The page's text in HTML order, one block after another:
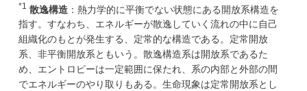
*1 散逸構造 ：熱力学的に平衡でない状態にある開放系構造を
指す。すなわち、エネルギーが散逸していく流れの中に自己
組織化のもとが発生する、定常的な構造である。定常開放
系、非平衡開放系ともいう。散逸構造系は開放系であるた
め、エントロピーは一定範囲に保たれ、系の内部と外部の間
でエネルギーのやり取りもある。生命現象は定常開放系とし